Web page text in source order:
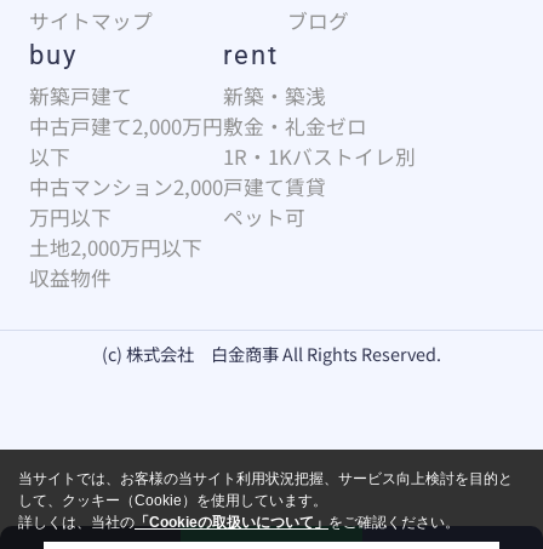
サイトマップ
ブログ
buy
新築戸建て
中古戸建て2,000万円
以下
中古マンション2,000
万円以下
土地2,000万円以下
収益物件
rent
新築・築浅
敷金・礼金ゼロ
1R・1Kバストイレ別
戸建て賃貸
ペット可
(c) 株式会社 白金商事 All Rights Reserved.
当サイトでは、お客様の当サイト利用状況把握、サービス向上検討を目的と
して、クッキー（Cookie）を使用しています。
詳しくは、当社の 「Cookieの取扱いについて」 をご確認ください。